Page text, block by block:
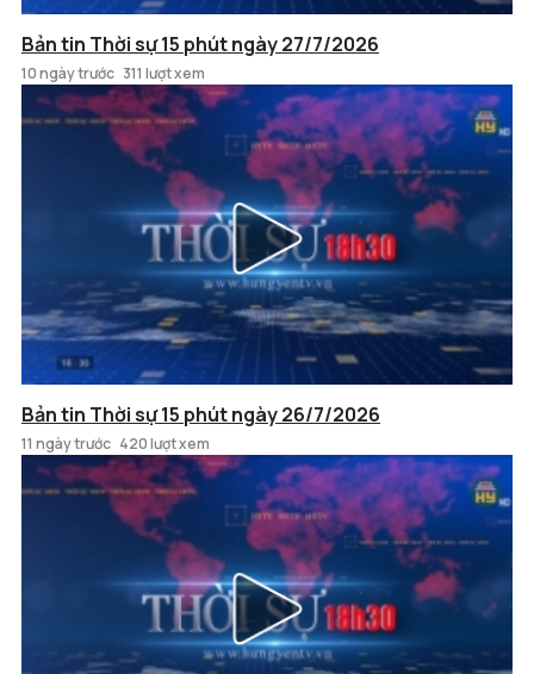
Bản tin Thời sự 15 phút ngày 27/7/2026
10 ngày trước 311 lượt xem
Bản tin Thời sự 15 phút ngày 26/7/2026
11 ngày trước 420 lượt xem